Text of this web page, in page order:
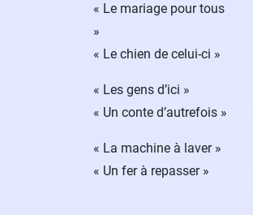
« Le mariage pour tous
»
« Le chien de celui-ci »
« Les gens d’ici »
« Un conte d’autrefois »
« La machine à laver »
« Un fer à repasser »